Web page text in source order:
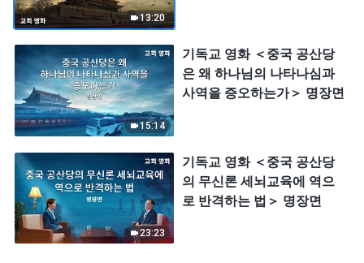
13:20
15:14
기독교 영화 ＜중국 공산당
은 왜 하나님의 나타나심과
사역을 증오하는가＞ 명장면
23:23
기독교 영화 ＜중국 공산당
의 무신론 세뇌교육에 역으
로 반격하는 법＞ 명장면